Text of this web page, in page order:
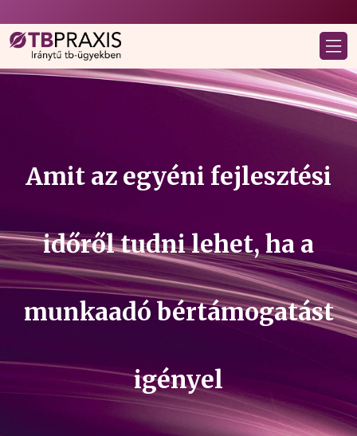
Amit az egyéni fejlesztési
időről tudni lehet, ha a
munkaadó bértámogatást
igényel